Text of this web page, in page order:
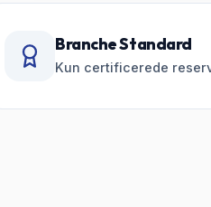
Branche Standard
Kun certificerede